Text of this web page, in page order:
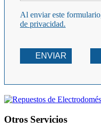
Al enviar este
de privacidad.
ENVIAR
Otros Servicios